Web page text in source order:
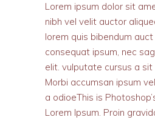
Lorem ipsum dolor sit
nibh vel velit auctor
lorem quis bibendum
consequat ipsum, nec
elit. vulputate cursus a sit
Morbi accumsan ipsum
a odioeThis is
Lorem Ipsum. Proin